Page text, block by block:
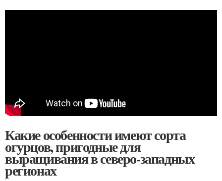
Какие особенности имеют сорта
огурцов, пригодные для
выращивания в северо-западных
регионах